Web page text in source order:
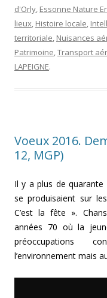
d'Orly, Essonne Nature
lieux, Histoire locale,
territoriale, Nuisances
Patrimoine,Transport
LAPEIGNE.
Voeux 2016.
12, MGP)
Il y a plus de
se produisaient sur
C’est la fête ».
années 70 où la
préoccupations
l’environnement mais